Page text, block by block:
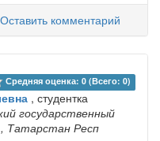
Оставить комментарий
Средняя оценка: 0 (Всего: 0)
, студентка
государственный
, Татарстан Респ